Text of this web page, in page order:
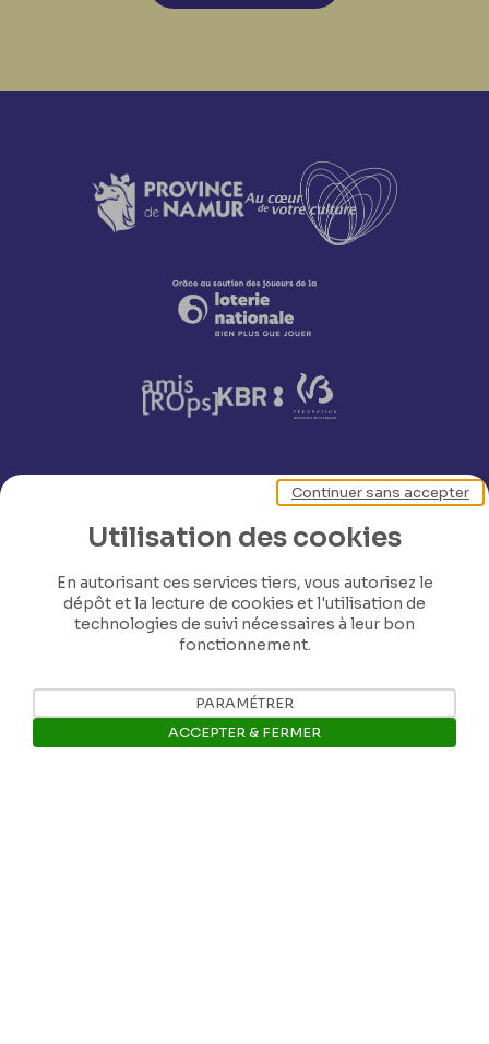
E-mail: info@museerops.be
Instagram
Utilisation des cookies
En autorisant ces services tiers, vous autorisez le
dépôt et la lecture de cookies et l'utilisation de
technologies de suivi nécessaires à leur bon
fonctionnement.
Continuer sans accepter
PARAMÉTRER
ACCEPTER & FERMER